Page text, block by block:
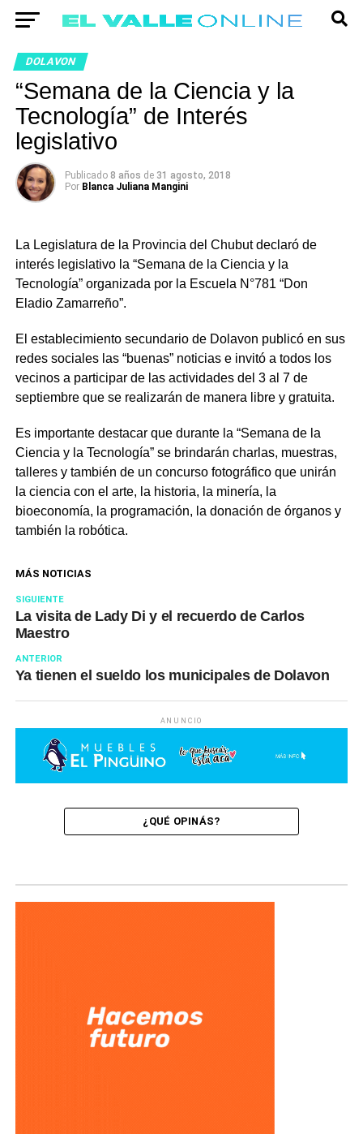
DOLAVON
“Semana de la Ciencia y la
Tecnología” de Interés
legislativo
Publicado 8 años de 31 agosto, 2018
Por Blanca Juliana Mangini
La Legislatura de la Provincia del Chubut declaró de
interés legislativo la “Semana de la Ciencia y la
Tecnología” organizada por la Escuela N°781 “Don
Eladio Zamarreño”.
El establecimiento secundario de Dolavon publicó en sus
redes sociales las “buenas” noticias e invitó a todos los
vecinos a participar de las actividades del 3 al 7 de
septiembre que se realizarán de manera libre y gratuita.
Es importante destacar que durante la “Semana de la
Ciencia y la Tecnología” se brindarán charlas, muestras,
talleres y también de un concurso fotográfico que unirán
la ciencia con el arte, la historia, la minería, la
bioeconomía, la programación, la donación de órganos y
también la robótica.
MÁS NOTICIAS
SIGUIENTE
La visita de Lady Di y el recuerdo de Carlos
Maestro
ANTERIOR
Ya tienen el sueldo los municipales de Dolavon
ANUNCIO
¿QUÉ OPINÁS?